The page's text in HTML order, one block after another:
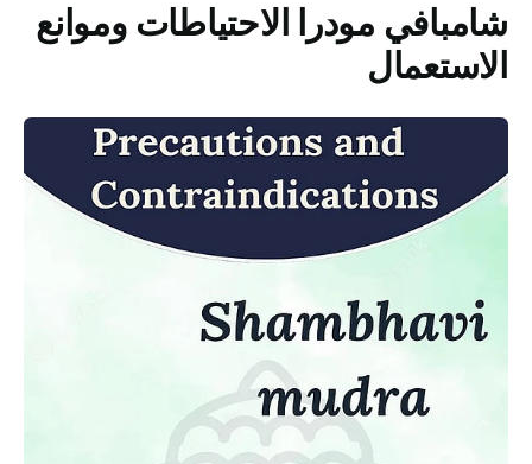
شامبافي مودرا
الاحتياطات وموانع
الاستعمال